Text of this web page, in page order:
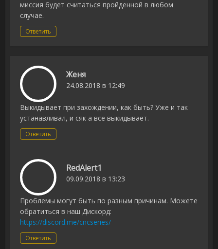
миссия будет считаться пройденной в любом
случае.
Ответить
Женя
24.08.2018 в 12:49
Выкидывает при захождении, как быть? Уже и так
устанавливал, и сяк а все выкидывает.
Ответить
RedAlert1
09.09.2018 в 13:23
Проблемы могут быть по разным причинам. Можете
обратиться в наш Дискорд:
https://discord.me/cncseries/
Ответить